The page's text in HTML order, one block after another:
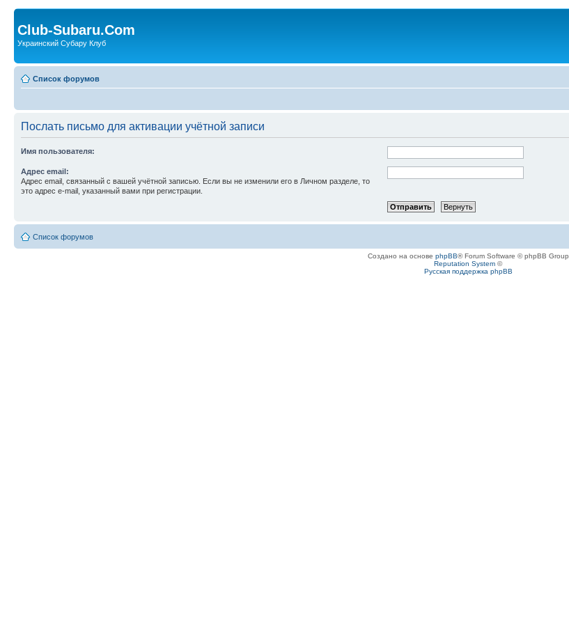
Club-Subaru.Com
Украинский Субару Клуб
Список форумов
Послать письмо для активации учётной записи
Имя пользователя:
Адрес email:
Адрес email, связанный с вашей учётной записью. Если вы не изменили его в Личном разделе, то
это адрес e-mail, указанный вами при регистрации.
Список форумов
Создано на основе phpBB® Forum Software © phpBB Group
Reputation System ©
Русская поддержка phpBB